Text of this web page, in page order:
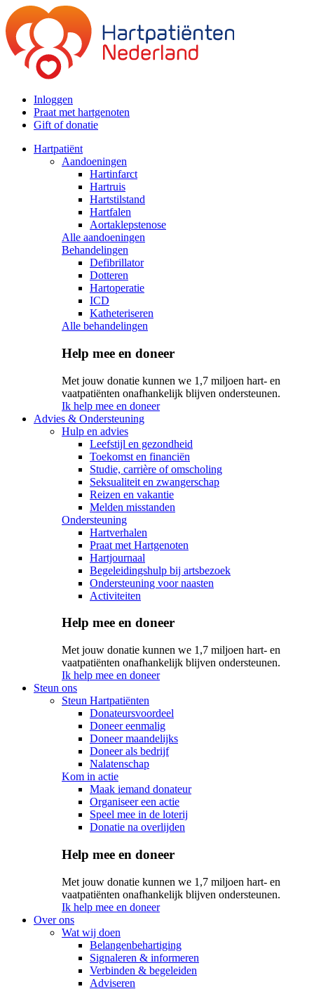
Inloggen
Praat met hartgenoten
Gift of donatie
Hartpatiënt
Aandoeningen
Hartinfarct
Hartruis
Hartstilstand
Hartfalen
Aortaklepstenose
Alle aandoeningen
Behandelingen
Defibrillator
Dotteren
Hartoperatie
ICD
Katheteriseren
Alle behandelingen
Help mee en doneer
Met jouw donatie kunnen we 1,7 miljoen hart- en
vaatpatiënten onafhankelijk blijven ondersteunen.
Ik help mee en doneer
Advies & Ondersteuning
Hulp en advies
Leefstijl en gezondheid
Toekomst en financiën
Studie, carrière of omscholing
Seksualiteit en zwangerschap
Reizen en vakantie
Melden misstanden
Ondersteuning
Hartverhalen
Praat met Hartgenoten
Hartjournaal
Begeleidingshulp bij artsbezoek
Ondersteuning voor naasten
Activiteiten
Help mee en doneer
Met jouw donatie kunnen we 1,7 miljoen hart- en
vaatpatiënten onafhankelijk blijven ondersteunen.
Ik help mee en doneer
Steun ons
Steun Hartpatiënten
Donateursvoordeel
Doneer eenmalig
Doneer maandelijks
Doneer als bedrijf
Nalatenschap
Kom in actie
Maak iemand donateur
Organiseer een actie
Speel mee in de loterij
Donatie na overlijden
Help mee en doneer
Met jouw donatie kunnen we 1,7 miljoen hart- en
vaatpatiënten onafhankelijk blijven ondersteunen.
Ik help mee en doneer
Over ons
Wat wij doen
Belangenbehartiging
Signaleren & informeren
Verbinden & begeleiden
Adviseren